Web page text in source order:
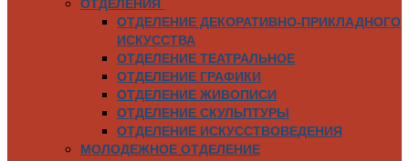
ОТДЕЛЕНИЯ
ОТДЕЛЕНИЕ ДЕКОРАТИВНО-ПРИКЛАДНОГО
ИСКУССТВА
ОТДЕЛЕНИЕ ТЕАТРАЛЬНОЕ
ОТДЕЛЕНИЕ ГРАФИКИ
ОТДЕЛЕНИЕ ЖИВОПИСИ
ОТДЕЛЕНИЕ СКУЛЬПТУРЫ
ОТДЕЛЕНИЕ ИСКУССТВОВЕДЕНИЯ
МОЛОДЕЖНОЕ ОТДЕЛЕНИЕ